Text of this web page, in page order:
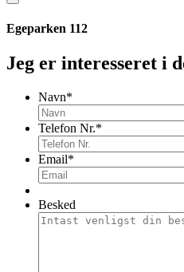
Egeparken 112
Jeg er interesseret i
Navn*
Telefon Nr.*
Email*
Besked